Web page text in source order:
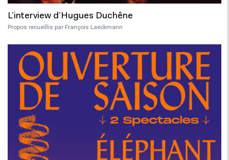
L’interview d’Hugues Duchêne
Propos recueillis par François Laeckmann